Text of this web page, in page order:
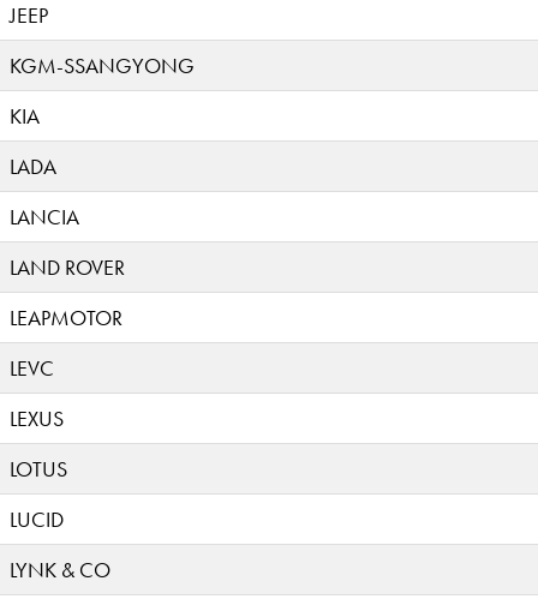
JEEP
KGM-SSANGYONG
KIA
LADA
LANCIA
LAND ROVER
LEAPMOTOR
LEVC
LEXUS
LOTUS
LUCID
LYNK & CO